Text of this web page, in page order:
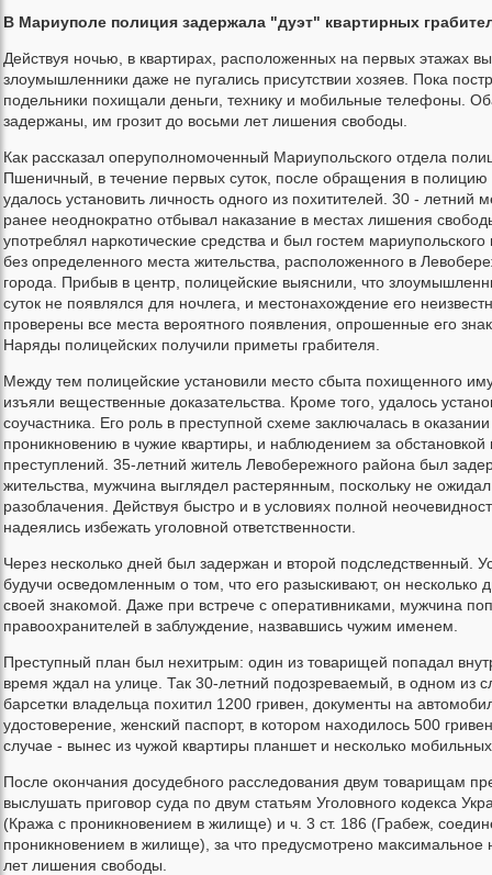
В Мариуполе полиция задержала "дуэт" квартирных
Действуя ночью, в квартирах, расположенных на первых этажах
злоумышленники даже не пугались присутствии хозяев. Пока
подельники похищали деньги, технику и мобильные телефоны.
задержаны, им грозит до восьми лет лишения свободы.
Как рассказал оперуполномоченный Мариупольского отдела
Пшеничный, в течение первых суток, после обращения в полицию
удалось установить личность одного из похитителей. 30 - летний
ранее неоднократно отбывал наказание в местах лишения
употреблял наркотические средства и был гостем
без определенного места жительства, расположенного в
города. Прибыв в центр, полицейские выяснили, что
суток не появлялся для ночлега, и местонахождение его
проверены все места вероятного появления, опрошенные его
Наряды полицейских получили приметы грабителя.
Между тем полицейские установили место сбыта похищенного
изъяли вещественные доказательства. Кроме того, удалось
соучастника. Его роль в преступной схеме заключалась в
проникновению в чужие квартиры, и наблюдением за обстановкой
преступлений. 35-летний житель Левобережного района был
жительства, мужчина выглядел растерянным, поскольку не ожидал
разоблачения. Действуя быстро и в условиях полной
надеялись избежать уголовной ответственности.
Через несколько дней был задержан и второй подследственный.
будучи осведомленным о том, что его разыскивают, он несколько
своей знакомой. Даже при встрече с оперативниками, мужчина
правоохранителей в заблуждение, назвавшись чужим именем.
Преступный план был нехитрым: один из товарищей попадал
время ждал на улице. Так 30-летний подозреваемый, в одном из
барсетки владельца похитил 1200 гривен, документы на
удостоверение, женский паспорт, в котором находилось 500
случае - вынес из чужой квартиры планшет и несколько
После окончания досудебного расследования двум товарищам
выслушать приговор суда по двум статьям Уголовного кодекса
(Кража с проникновением в жилище) и ч. 3 ст. 186 (Грабеж,
проникновением в жилище), за что предусмотрено максимальное
лет лишения свободы.